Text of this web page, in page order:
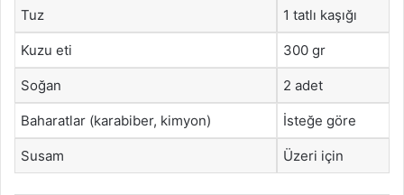
Tuz 1 tatlı kaşığı
Kuzu eti 300 gr
Soğan 2 adet
Baharatlar (karabiber, kimyon) İsteğe göre
Susam Üzeri için